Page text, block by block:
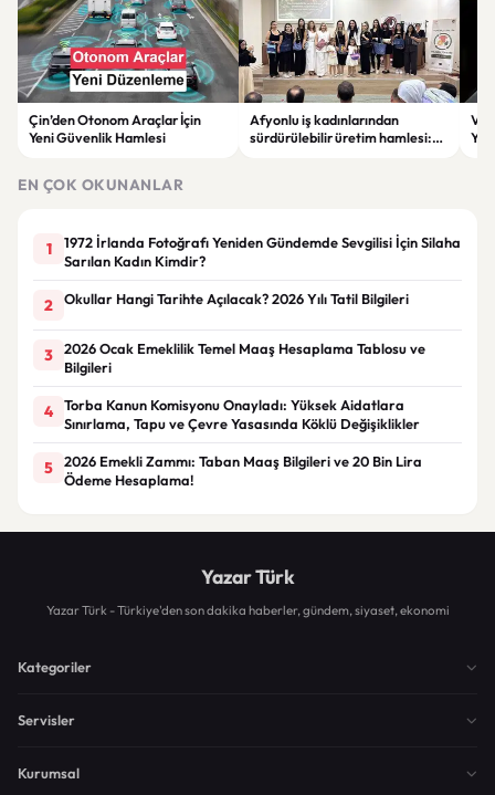
Çin’den Otonom Araçlar İçin
Yeni Güvenlik Hamlesi
Afyonlu iş kadınlarından
sürdürülebilir üretim hamlesi:
EN ÇOK OKUNANLAR
1
1972 İrlanda Fotoğrafı Yeniden Gündemde Sevgilisi İçin Silaha
Sarılan Kadın Kimdir?
2 Okullar Hangi Tarihte Açılacak? 2026 Yılı Tatil Bilgileri
3
2026 Ocak Emeklilik Temel Maaş Hesaplama Tablosu ve
Bilgileri
4
Torba Kanun Komisyonu Onayladı: Yüksek Aidatlara
Sınırlama, Tapu ve Çevre Yasasında Köklü Değişiklikler
5
2026 Emekli Zammı: Taban Maaş Bilgileri ve 20 Bin Lira
Ödeme Hesaplama!
Yazar Türk
Yazar Türk - Türkiye'den son dakika haberler, gündem, siyaset, ekonomi
Kategoriler
Servisler
Kurumsal